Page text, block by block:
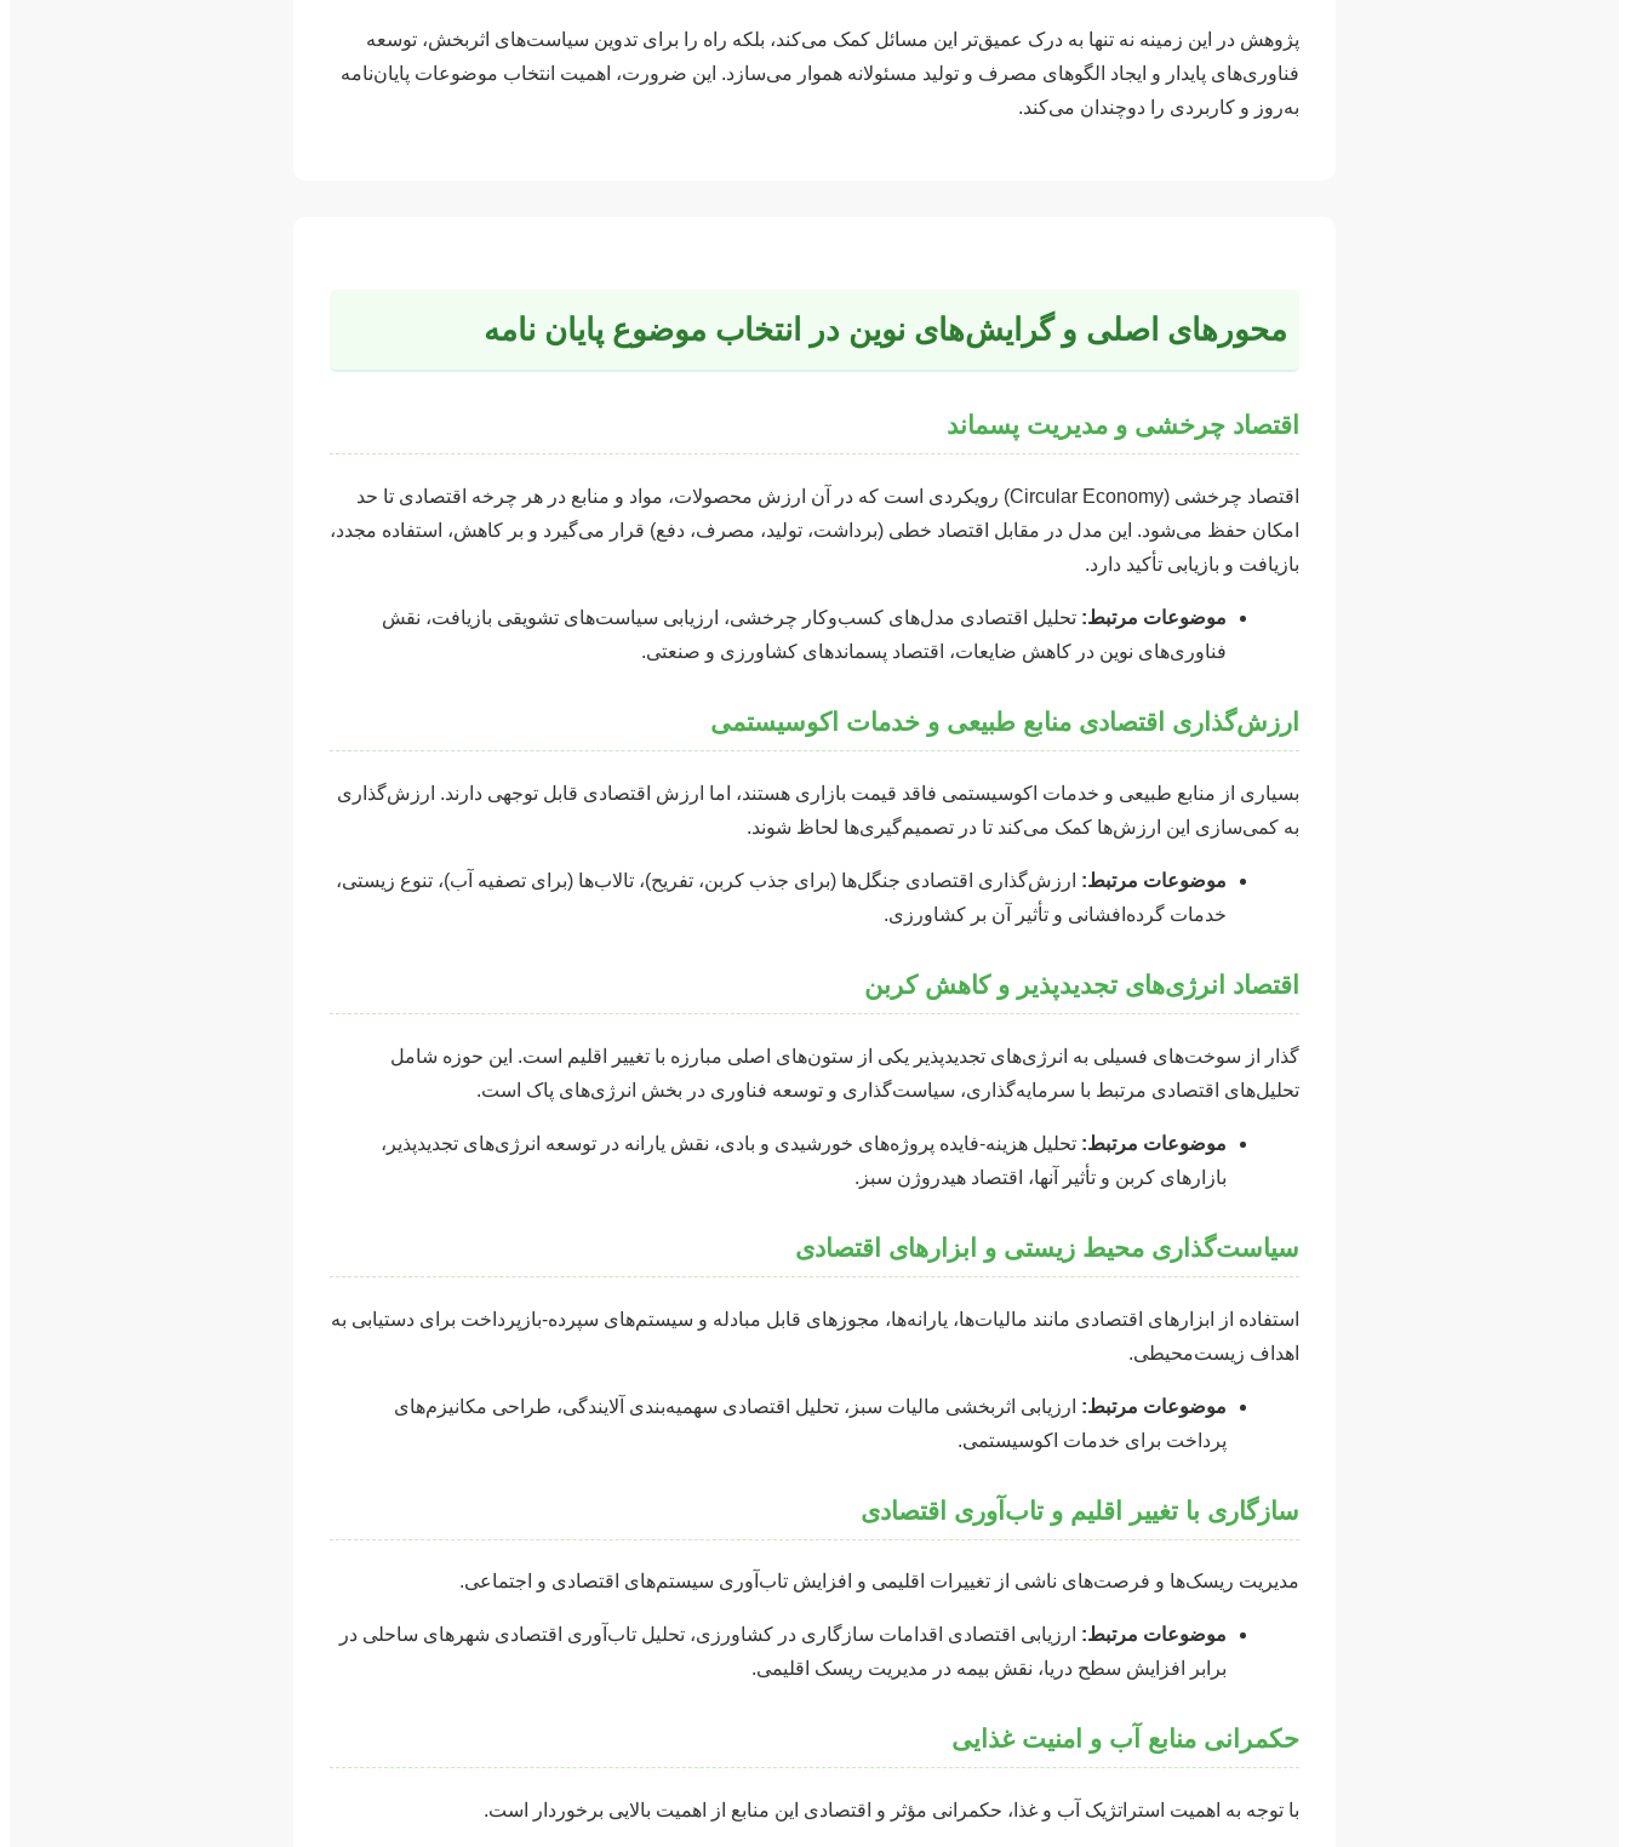
پژوهش در این زمینه نه تنها به درک عمیق‌تر این مسائل کمک می‌کند، بلکه راه را برای تدوین سیاست‌های اثربخش، توسعه
فناوری‌های پایدار و ایجاد الگوهای مصرف و تولید مسئولانه هموار می‌سازد. این ضرورت، اهمیت انتخاب موضوعات پایان‌نامه
به‌روز و کاربردی را دوچندان می‌کند.
محورهای اصلی و گرایش‌های نوین در انتخاب موضوع پایان نامه
اقتصاد چرخشی و مدیریت پسماند
اقتصاد چرخشی (Circular Economy) رویکردی است که در آن ارزش محصولات، مواد و منابع در هر چرخه اقتصادی تا حد
امکان حفظ می‌شود. این مدل در مقابل اقتصاد خطی (برداشت، تولید، مصرف، دفع) قرار می‌گیرد و بر کاهش، استفاده مجدد،
بازیافت و بازیابی تأکید دارد.
موضوعات مرتبط: تحلیل اقتصادی مدل‌های کسب‌وکار چرخشی، ارزیابی سیاست‌های تشویقی بازیافت، نقش
فناوری‌های نوین در کاهش ضایعات، اقتصاد پسماندهای کشاورزی و صنعتی.
ارزش‌گذاری اقتصادی منابع طبیعی و خدمات اکوسیستمی
بسیاری از منابع طبیعی و خدمات اکوسیستمی فاقد قیمت بازاری هستند، اما ارزش اقتصادی قابل توجهی دارند. ارزش‌گذاری
به کمی‌سازی این ارزش‌ها کمک می‌کند تا در تصمیم‌گیری‌ها لحاظ شوند.
موضوعات مرتبط: ارزش‌گذاری اقتصادی جنگل‌ها (برای جذب کربن، تفریح)، تالاب‌ها (برای تصفیه آب)، تنوع زیستی،
خدمات گرده‌افشانی و تأثیر آن بر کشاورزی.
اقتصاد انرژی‌های تجدیدپذیر و کاهش کربن
گذار از سوخت‌های فسیلی به انرژی‌های تجدیدپذیر یکی از ستون‌های اصلی مبارزه با تغییر اقلیم است. این حوزه شامل
تحلیل‌های اقتصادی مرتبط با سرمایه‌گذاری، سیاست‌گذاری و توسعه فناوری در بخش انرژی‌های پاک است.
موضوعات مرتبط: تحلیل هزینه-فایده پروژه‌های خورشیدی و بادی، نقش یارانه در توسعه انرژی‌های تجدیدپذیر،
بازارهای کربن و تأثیر آنها، اقتصاد هیدروژن سبز.
سیاست‌گذاری محیط زیستی و ابزارهای اقتصادی
استفاده از ابزارهای اقتصادی مانند مالیات‌ها، یارانه‌ها، مجوزهای قابل مبادله و سیستم‌های سپرده-بازپرداخت برای دستیابی به
اهداف زیست‌محیطی.
موضوعات مرتبط: ارزیابی اثربخشی مالیات سبز، تحلیل اقتصادی سهمیه‌بندی آلایندگی، طراحی مکانیزم‌های
پرداخت برای خدمات اکوسیستمی.
سازگاری با تغییر اقلیم و تاب‌آوری اقتصادی
مدیریت ریسک‌ها و فرصت‌های ناشی از تغییرات اقلیمی و افزایش تاب‌آوری سیستم‌های اقتصادی و اجتماعی.
موضوعات مرتبط: ارزیابی اقتصادی اقدامات سازگاری در کشاورزی، تحلیل تاب‌آوری اقتصادی شهرهای ساحلی در
برابر افزایش سطح دریا، نقش بیمه در مدیریت ریسک اقلیمی.
حکمرانی منابع آب و امنیت غذایی
با توجه به اهمیت استراتژیک آب و غذا، حکمرانی مؤثر و اقتصادی این منابع از اهمیت بالایی برخوردار است.